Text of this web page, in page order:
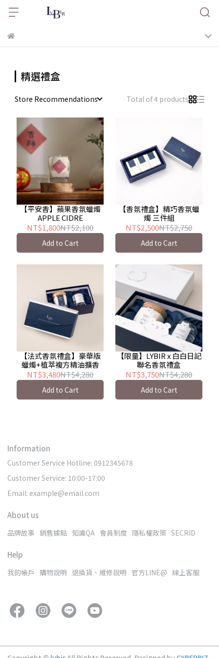
精選禮盒
Store Recommendations Total of 4 products
【平安香】蘋果香氛蠟燭
APPLE CIDRE
NT$1,800NT$2,100
Add to Cart
【香氛禮盒】精巧香氛蠟
燭 三件組
NT$2,500NT$2,750
Add to Cart
【法式香氛禮盒】豪華版
蠟燭+植萃複方精油擴香
NT$3,480NT$4,280
Add to Cart
【限量】LYBIR x 白白日記
聯名香氛禮盒
NT$3,750NT$4,280
Add to Cart
Information
Customer Service Hotline: 0912345678
Customer Service: 10:00-17:00
Email: example@email.com
About us
品牌故事 銷售據點 知識QA 會員制度 隱私權政策 SECRID
Help
我的帳戶 購物說明 退換貨、維修說明 官方LINE@ 線上客服